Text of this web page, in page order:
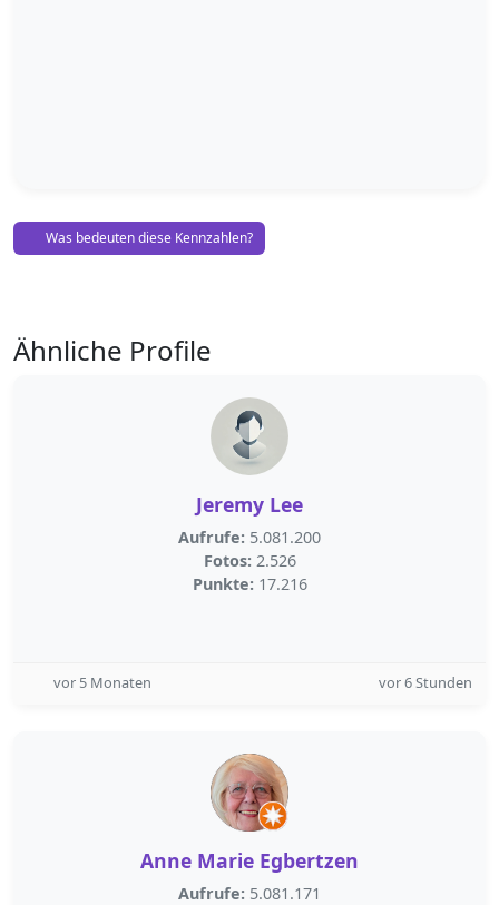
Was bedeuten diese Kennzahlen?
Ähnliche Profile
Jeremy Lee
Aufrufe: 5.081.200
Fotos: 2.526
Punkte: 17.216
vor 5 Monaten vor 6 Stunden
Anne Marie Egbertzen
Aufrufe: 5.081.171